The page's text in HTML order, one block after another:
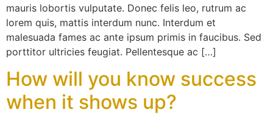
mauris lobortis vulputate. Donec felis leo, rutrum ac
lorem quis, mattis interdum nunc. Interdum et
malesuada fames ac ante ipsum primis in faucibus. Sed
porttitor ultricies feugiat. Pellentesque ac […]
How will you know success
when it shows up?